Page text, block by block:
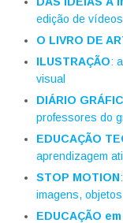
edição de
O LIVRO DE
ILUSTRAÇÃO:
visual
DIÁRIO
professores do
EDUCAÇÃO
aprendizagem
STOP MOTION
imagens,
EDUCAÇÃO